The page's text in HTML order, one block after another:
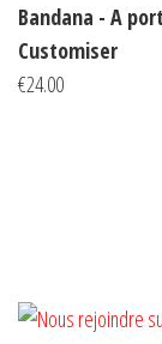
Bandana - A
Customiser
€24.00